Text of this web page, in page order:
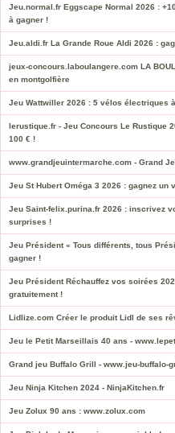
Jeu.normal.fr Eggscape Normal 2026 :
à gagner !
Jeu.aldi.fr La Grande Roue Aldi 2026 :
jeux-concours.laboulangere.com LA
en montgolfière
Jeu Wattwiller 2026 : 5 vélos électriques
lerustique.fr - Jeu Concours Le Rustique
100 € !
www.grandjeuintermarche.com - Grand
Jeu St Hubert Oméga 3 2026 : gagnez un
Jeu Saint-felix.purina.fr 2026 : inscrivez
surprises !
Jeu Président « Tous différents, tous
gagner !
Jeu Président Réchauffez vos soirées
gratuitement !
Lidlize.com Créer le produit Lidl de ses
Jeu le Petit Marseillais 40 ans -
Grand jeu Buffalo Grill - www.jeu-buffalo-
Jeu Ninja Kitchen 2024 - NinjaKitchen.fr
Jeu Zolux 90 ans : www.zolux.com